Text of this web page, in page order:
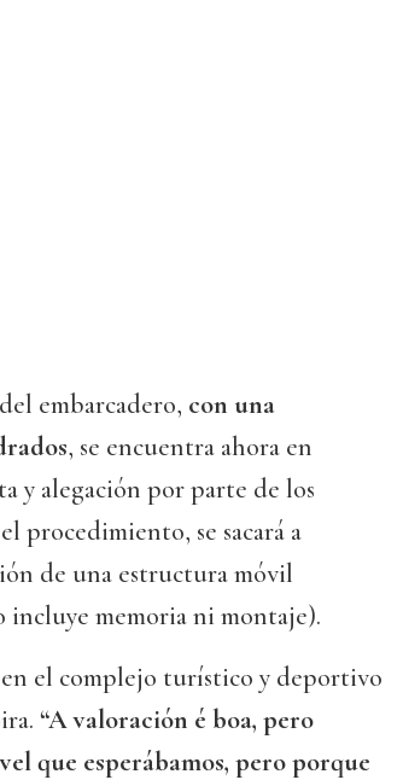
embarcadero, con una
, se encuentra ahora en
y alegación por parte de los
procedimiento, se sacará a
de una estructura móvil
incluye memoria ni montaje).
en el complejo turístico y deportivo
“A valoración é boa, pero
que esperábamos, pero porque